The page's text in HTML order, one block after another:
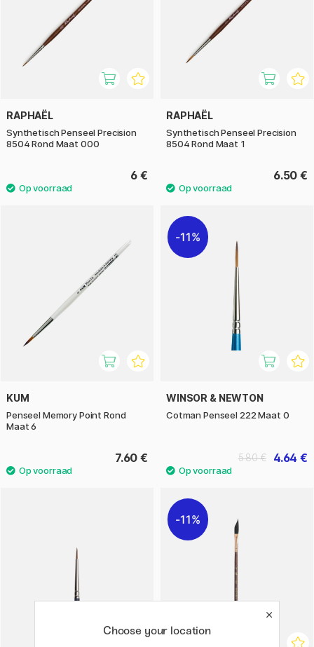
RAPHAËL
Synthetisch Penseel Precision
8504 Rond Maat 000
6 €
RAPHAËL
Synthetisch Penseel Precision
8504 Rond Maat 1
6.50 €
KUM
Penseel Memory Point Rond
Maat 6
7.60 €
11%
WINSOR & NEWTON
Cotman Penseel 222 Maat 0
4.64 €
5.80 €
11%
Choose your location